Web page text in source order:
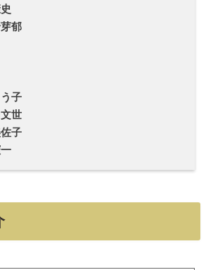
郁
子
世
子